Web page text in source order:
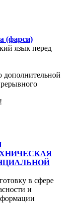
(фарси)
язык перед
дополнительной
в сфере
и